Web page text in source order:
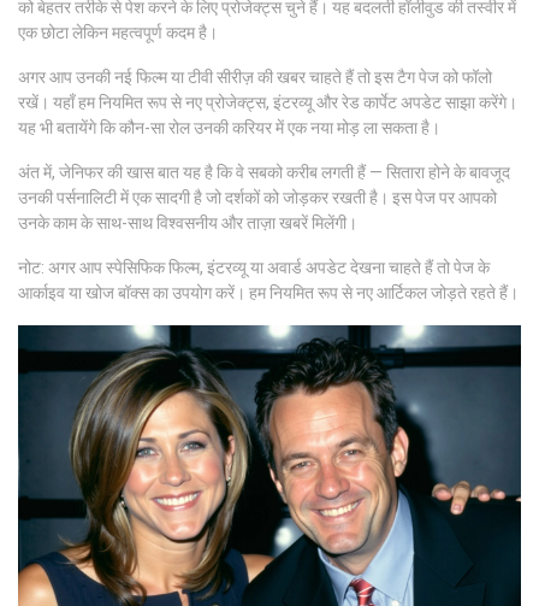
को बेहतर तरीके से पेश करने के लिए प्रोजेक्ट्स चुने हैं। यह बदलती हॉलीवुड की तस्वीर में
एक छोटा लेकिन महत्वपूर्ण कदम है।
अगर आप उनकी नई फिल्म या टीवी सीरीज़ की खबर चाहते हैं तो इस टैग पेज को फॉलो
रखें। यहाँ हम नियमित रूप से नए प्रोजेक्ट्स, इंटरव्यू और रेड कार्पेट अपडेट साझा करेंगे।
यह भी बतायेंगे कि कौन-सा रोल उनकी करियर में एक नया मोड़ ला सकता है।
अंत में, जेनिफर की खास बात यह है कि वे सबको करीब लगती हैं — सितारा होने के बावजूद
उनकी पर्सनालिटी में एक सादगी है जो दर्शकों को जोड़कर रखती है। इस पेज पर आपको
उनके काम के साथ-साथ विश्वसनीय और ताज़ा खबरें मिलेंगी।
नोट: अगर आप स्पेसिफिक फिल्म, इंटरव्यू या अवार्ड अपडेट देखना चाहते हैं तो पेज के
आर्काइव या खोज बॉक्स का उपयोग करें। हम नियमित रूप से नए आर्टिकल जोड़ते रहते हैं।